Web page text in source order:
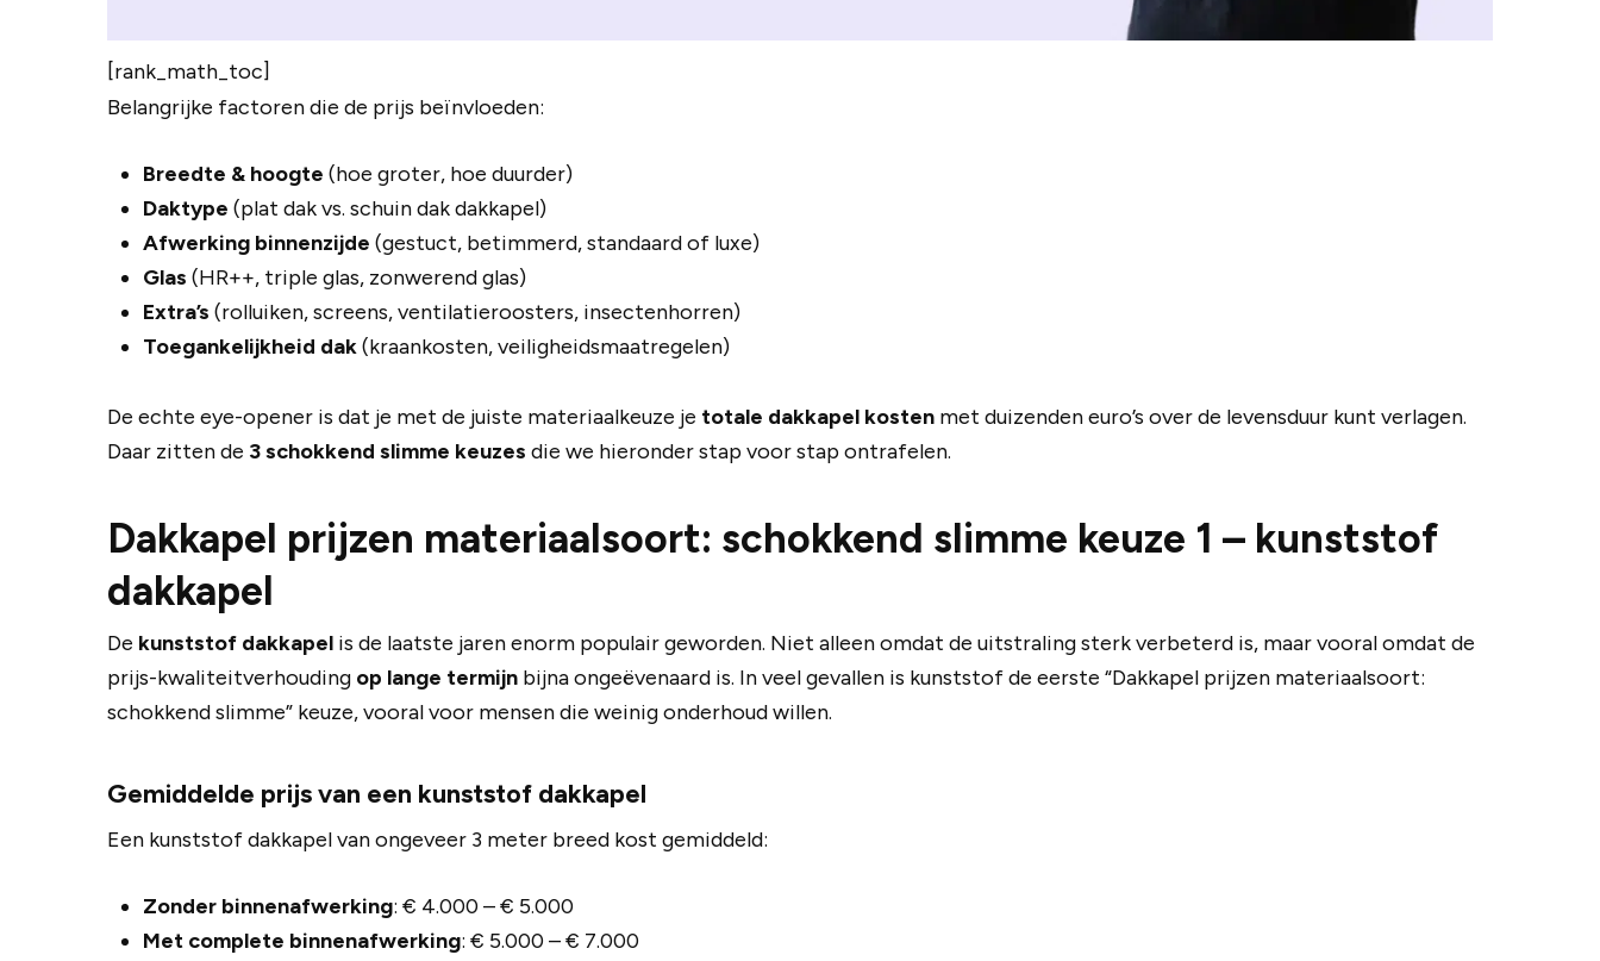
[rank_math_toc]
Belangrijke factoren die de prijs beïnvloeden:
Breedte & hoogte (hoe groter, hoe duurder)
Daktype (plat dak vs. schuin dak dakkapel)
Afwerking binnenzijde (gestuct, betimmerd, standaard of luxe)
Glas (HR++, triple glas, zonwerend glas)
Extra’s (rolluiken, screens, ventilatieroosters, insectenhorren)
Toegankelijkheid dak(kraankosten, veiligheidsmaatregelen)
De echte eye-opener is dat je met de juiste materiaalkeuze je totale dakkapel kosten met duizenden euro’s over de levensduur kunt verlagen.
Daar zitten de 3 schokkend slimme keuzes die we hieronder stap voor stap ontrafelen.
Dakkapel prijzen materiaalsoort: schokkend slimme keuze 1 – kunststof
dakkapel
De kunststof dakkapel is de laatste jaren enorm populair geworden. Niet alleen omdat de uitstraling sterk verbeterd is, maar vooral omdat de
prijs-kwaliteitverhouding op lange termijn bijna ongeëvenaard is. In veel gevallen is kunststof de eerste “Dakkapel prijzen materiaalsoort:
schokkend slimme” keuze, vooral voor mensen die weinig onderhoud willen.
Gemiddelde prijs van een kunststof dakkapel
Een kunststof dakkapel van ongeveer 3 meter breed kost gemiddeld:
Zonder binnenafwerking: € 4.000 – € 5.000
Met complete binnenafwerking: € 5.000 – € 7.000